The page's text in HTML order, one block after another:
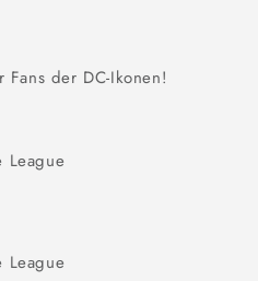
der DC-Ikonen!
League
League